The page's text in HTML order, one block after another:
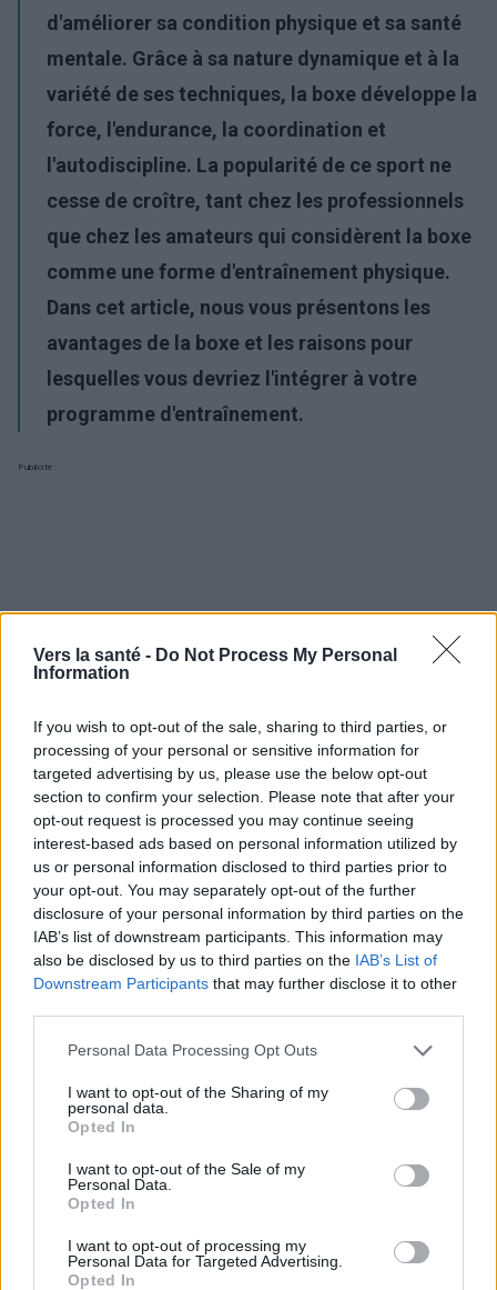
Vers la santé - Do Not Process My Personal
Information
If you wish to opt-out of the sale, sharing to third parties, or
processing of your personal or sensitive information for
targeted advertising by us, please use the below opt-out
section to confirm your selection. Please note that after your
opt-out request is processed you may continue seeing
interest-based ads based on personal information utilized by
us or personal information disclosed to third parties prior to
your opt-out. You may separately opt-out of the further
disclosure of your personal information by third parties on the
IAB’s list of downstream participants. This information may
also be disclosed by us to third parties on the IAB’s List of
Downstream Participants that may further disclose it to other
Please note that this website/app uses one or more Google
not limited to your visit or usage behaviour. You may click to
grant or deny consent to Google and its third-party tags to
use your data for below specified purposes in below Google
consent section.
Personal Data Processing Opt Outs
I want to opt-out of the Sharing of my
personal data.
Opted In
I want to opt-out of the Sale of my
Personal Data.
Opted In
I want to opt-out of processing my
Personal Data for Targeted Advertising.
Opted In
d'améliorer sa condition physique et sa santé
mentale. Grâce à sa nature dynamique et à la
variété de ses techniques, la boxe développe la
force, l'endurance, la coordination et
l'autodiscipline. La popularité de ce sport ne
cesse de croître, tant chez les professionnels
que chez les amateurs qui considèrent la boxe
comme une forme d'entraînement physique.
Dans cet article, nous vous présentons les
avantages de la boxe et les raisons pour
lesquelles vous devriez l'intégrer à votre
programme d'entraînement.
Publicité:
Utile? Partagez-le sur Facebook!
Vous voulez rester informé ? Suivez-
nous sur
Goo gle
News
Confiance en soi
La coordination motrice
Réduction du stress Santé cardiaque Santé mentale